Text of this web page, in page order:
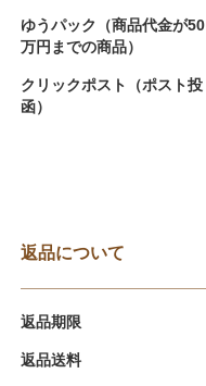
ゆうパック（商品代金が50
万円までの商品）
クリックポスト（ポスト投
函）
返品について
返品期限
返品送料